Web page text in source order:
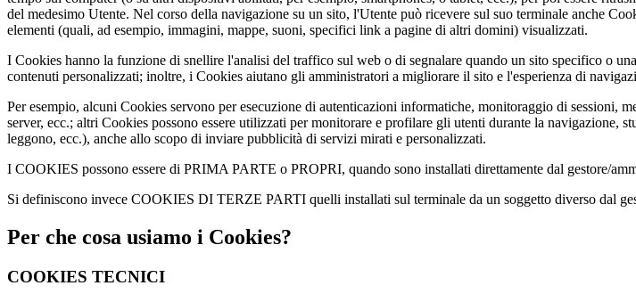
del medesimo Utente. Nel corso della navigazione su un sito, l'Utente può ricevere sul suo terminale anche
elementi (quali, ad esempio, immagini, mappe, suoni, specifici link a pagine di altri domini) visualizzati.
I Cookies hanno la funzione di snellire l'analisi del traffico sul web o di segnalare quando un sito specifico o
contenuti personalizzati; inoltre, i Cookies aiutano gli amministratori a migliorare il sito e l'esperienza di
Per esempio, alcuni Cookies servono per esecuzione di autenticazioni informatiche, monitoraggio di
server, ecc.; altri Cookies possono essere utilizzati per monitorare e profilare gli utenti durante la
leggono, ecc.), anche allo scopo di inviare pubblicità di servizi mirati e personalizzati.
I COOKIES possono essere di PRIMA PARTE o PROPRI, quando sono installati direttamente dal gestore/
Si definiscono invece COOKIES DI TERZE PARTI quelli installati sul terminale da un soggetto diverso dal
Per che cosa usiamo i Cookies?
COOKIES TECNICI